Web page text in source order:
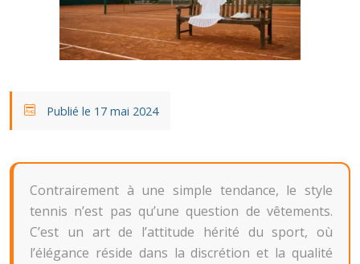
Publié le 17 mai 2024
Contrairement à une simple tendance, le style
tennis n’est pas qu’une question de vêtements.
C’est un art de l’attitude hérité du sport, où
l’élégance réside dans la discrétion et la qualité